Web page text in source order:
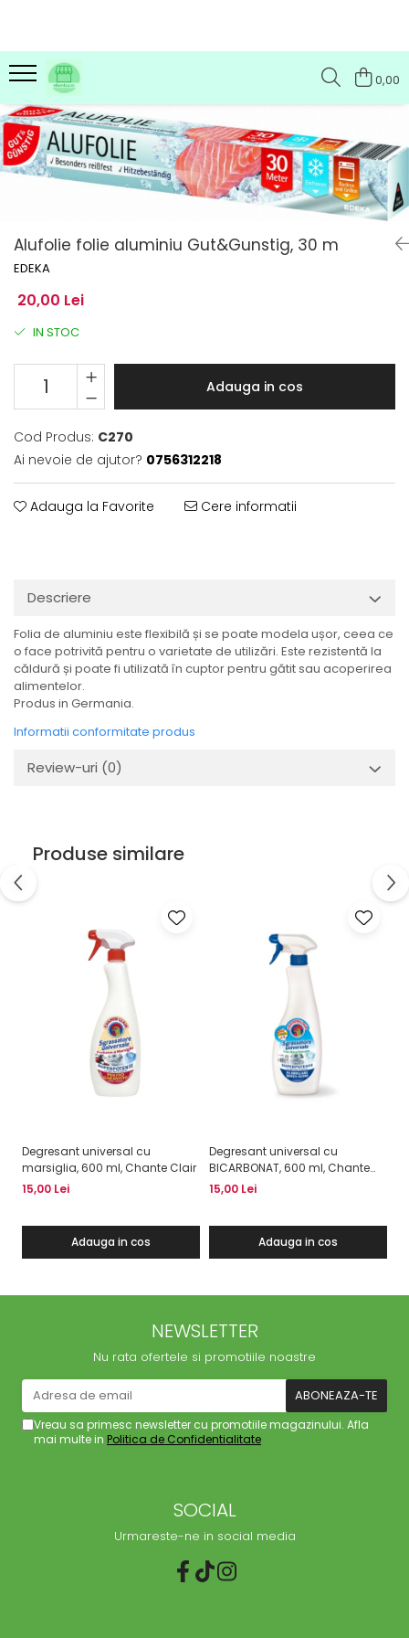
0,00
Alufolie folie aluminiu Gut&Gunstig, 30 m
EDEKA
20,00 Lei
IN STOC
Adauga in cos
Cod Produs: C270
Ai nevoie de ajutor? 0756312218
Adauga la Favorite Cere informatii
Descriere
Folia de aluminiu este flexibilă și se poate modela ușor, ceea ce
o face potrivită pentru o varietate de utilizări. Este rezistentă la
căldură și poate fi utilizată în cuptor pentru gătit sau acoperirea
alimentelor.
Produs in Germania.
Informatii conformitate produs
Review-uri (0)
Produse similare
Degresant universal cu
marsiglia, 600 ml, Chante Clair
15,00 Lei
Adauga in cos
Degresant universal cu
BICARBONAT, 600 ml, Chante
Clair
15,00 Lei
Adauga in cos
NEWSLETTER
Nu rata ofertele si promotiile noastre
Vreau sa primesc newsletter cu promotiile magazinului. Afla
mai multe in Politica de Confidentialitate
SOCIAL
Urmareste-ne in social media